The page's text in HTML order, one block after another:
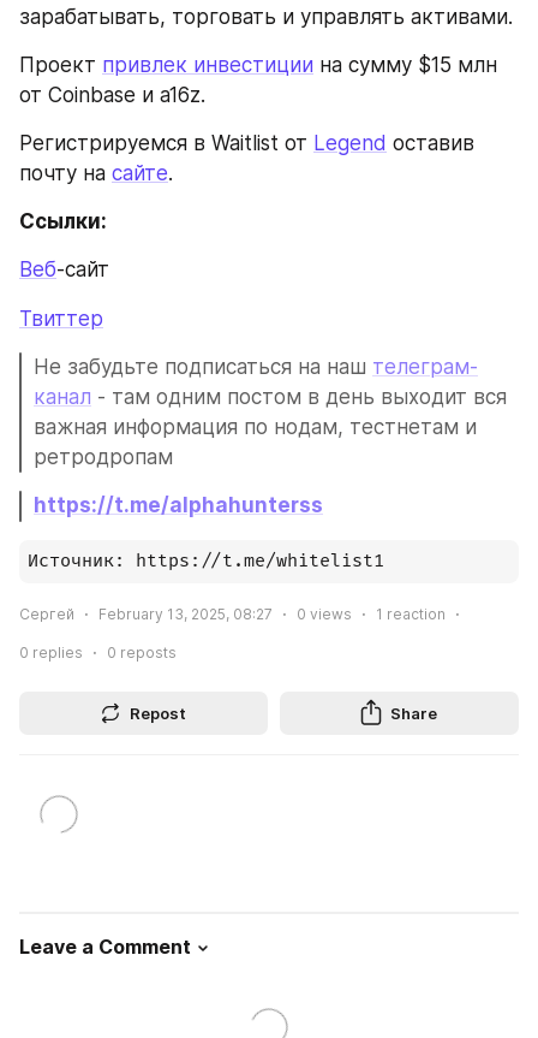
зарабатывать, торговать и управлять активами.
Проект привлек инвестиции на сумму $15 млн
от Coinbase и a16z.
Регистрируемся в Waitlist от Legend оставив
почту на сайте.
Ссылки:
Веб-сайт
Твиттер
Не забудьте подписаться на наш телеграм-
канал - там одним постом в день выходит вся
важная информация по нодам, тестнетам и
ретродропам
https://t.me/alphahunterss
Источник: https://t.me/whitelist1
Сергей February 13, 2025, 08:27 0 views 1 reaction
0 replies 0 reposts
Repost Share
Leave a Comment